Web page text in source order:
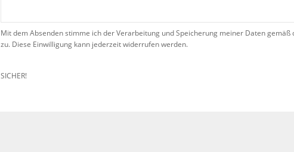
Mit dem Absenden stimme ich der Verarbeitung und Speicherung meiner Daten
zu. Diese Einwilligung kann jederzeit widerrufen werden.
SICHER!